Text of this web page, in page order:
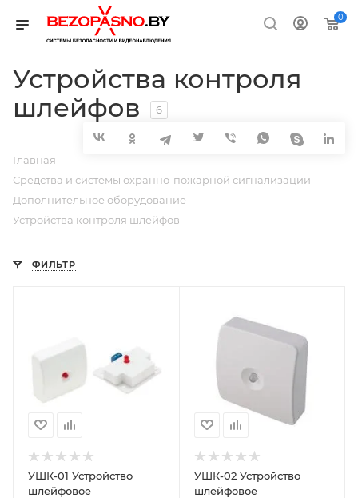
0
Устройства контроля
шлейфов
6
Главная —
Средства и системы охранно-пожарной сигнализации —
Дополнительное оборудование —
Устройства контроля шлейфов
ФИЛЬТР
УШК-01 Устройство
шлейфовое
УШК-02 Устройство
шлейфовое